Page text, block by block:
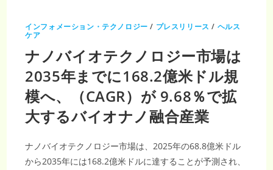
インフォメーション・テクノロジー / プレスリリース / ヘルス
ケア
ナノバイオテクノロジー市場は
2035年までに168.2億米ドル規
模へ、（CAGR）が 9.68％で拡
大するバイオナノ融合産業
ナノバイオテクノロジー市場は、2025年の68.8億米ドル
から2035年には168.2億米ドルに達することが予測され、